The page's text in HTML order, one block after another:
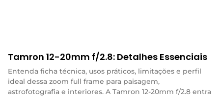
Tamron 12-20mm f/2.8: Detalhes Essenciais
Entenda ficha técnica, usos práticos, limitações e perfil
ideal dessa zoom full frame para paisagem,
astrofotografia e interiores. A Tamron 12-20mm f/2.8 entra